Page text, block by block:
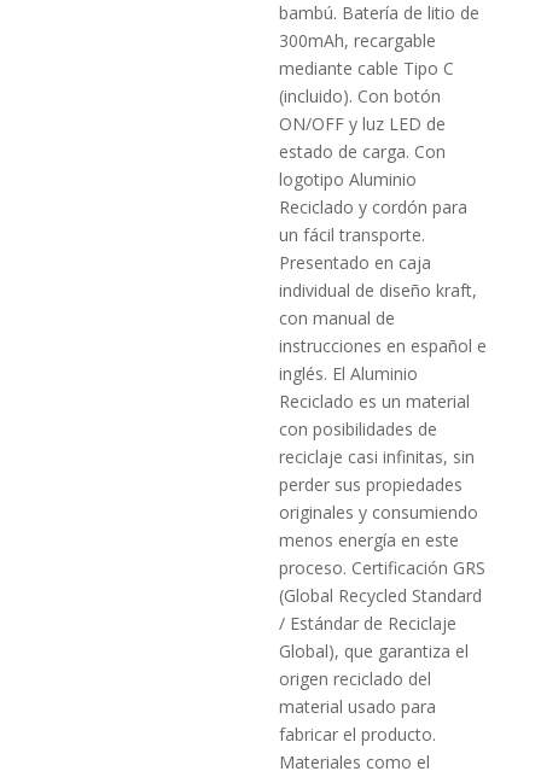
bambú. Batería de litio de
300mAh, recargable
mediante cable Tipo C
(incluido). Con botón
ON/OFF y luz LED de
estado de carga. Con
logotipo Aluminio
Reciclado y cordón para
un fácil transporte.
Presentado en caja
individual de diseño kraft,
con manual de
instrucciones en español e
inglés. El Aluminio
Reciclado es un material
con posibilidades de
reciclaje casi infinitas, sin
perder sus propiedades
originales y consumiendo
menos energía en este
proceso. Certificación GRS
(Global Recycled Standard
/ Estándar de Reciclaje
Global), que garantiza el
origen reciclado del
material usado para
fabricar el producto.
Materiales como el